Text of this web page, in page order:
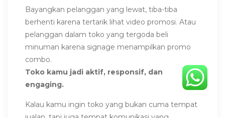
Bayangkan pelanggan yang lewat, tiba-tiba
berhenti karena tertarik lihat video promosi. Atau
pelanggan dalam toko yang tergoda beli
minuman karena signage menampilkan promo
combo.
Toko kamu jadi aktif, responsif, dan
engaging.
Kalau kamu ingin toko yang bukan cuma tempat